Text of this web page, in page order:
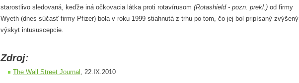
starostlivo sledovaná, keďže iná očkovacia látka proti rotavírusom (Rotashield - pozn. prekl.) od firmy
Wyeth (dnes súčasť firmy Pfizer) bola v roku 1999 stiahnutá z trhu po tom, čo jej bol pripísaný zvýšený
výskyt intususcepcie.
Zdroj:
The Wall Street Journal , 22.IX.2010